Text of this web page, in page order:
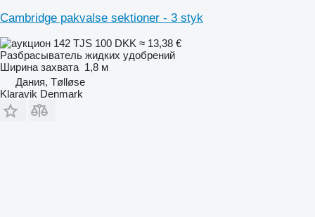
Cambridge pakvalse sektioner - 3 styk
142 TJS 100 DKK ≈ 13,38 €
Разбрасыватель жидких удобрений
Ширина захвата 1,8 м
Дания, Tølløse
Klaravik Denmark